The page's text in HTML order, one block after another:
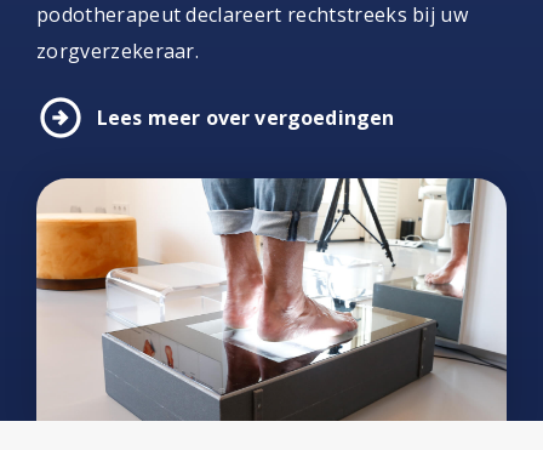
podotherapeut declareert rechtstreeks bij uw
zorgverzekeraar.
arrow_circle_right Lees meer over vergoedingen